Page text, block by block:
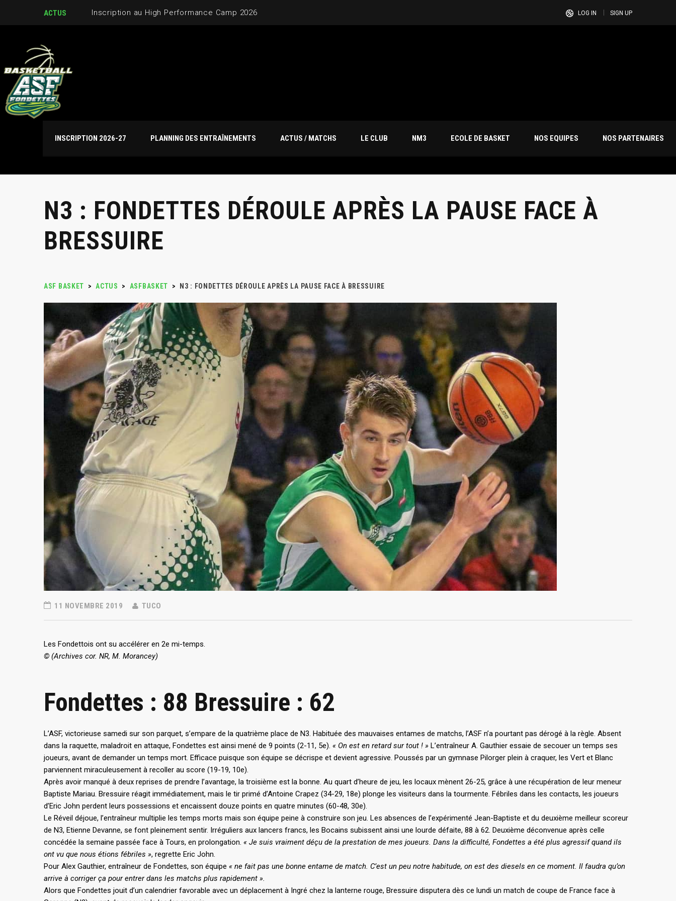
ACTUS LOG IN SIGN UP
INSCRIPTION 2026-27 PLANNING DES ENTRAÎNEMENTS ACTUS / MATCHS LE CLUB NM3 ECOLE DE BASKET NOS EQUIPES NOS PARTENAIRES
N3 : FONDETTES DÉROULE APRÈS LA PAUSE FACE À
BRESSUIRE
ASF BASKET > ACTUS > ASFBASKET > N3 : FONDETTES DÉROULE APRÈS LA PAUSE FACE À BRESSUIRE
11 NOVEMBRE 2019 TUCO
Les Fondettois ont su accélérer en 2e mi-temps.
© (Archives cor. NR, M. Morancey)
Fondettes : 88 Bressuire : 62
L’ASF, victorieuse samedi sur son parquet, s’empare de la quatrième place de N3. Habituée des mauvaises entames de matchs, l’ASF n’a pourtant pas dérogé à la règle. Absent
dans la raquette, maladroit en attaque, Fondettes est ainsi mené de 9 points (2-11, 5e). « On est en retard sur tout ! » L’entraîneur A. Gauthier essaie de secouer un temps ses
joueurs, avant de demander un temps mort. Efficace puisque son équipe se décrispe et devient agressive. Poussés par un gymnase Pilorger plein à craquer, les Vert et Blanc
parviennent miraculeusement à recoller au score (19-19, 10e).
Après avoir manqué à deux reprises de prendre l’avantage, la troisième est la bonne. Au quart d’heure de jeu, les locaux mènent 26-25, grâce à une récupération de leur meneur
Baptiste Mariau. Bressuire réagit immédiatement, mais le tir primé d’Antoine Crapez (34-29, 18e) plonge les visiteurs dans la tourmente. Fébriles dans les contacts, les joueurs
d’Eric John perdent leurs possessions et encaissent douze points en quatre minutes (60-48, 30e).
Le Réveil déjoue, l’entraîneur multiplie les temps morts mais son équipe peine à construire son jeu. Les absences de l’expérimenté Jean-Baptiste et du deuxième meilleur scoreur
de N3, Etienne Devanne, se font pleinement sentir. Irréguliers aux lancers francs, les Bocains subissent ainsi une lourde défaite, 88 à 62. Deuxième déconvenue après celle
concédée la semaine passée face à Tours, en prolongation. « Je suis vraiment déçu de la prestation de mes joueurs. Dans la difficulté, Fondettes a été plus agressif quand ils
ont vu que nous étions fébriles », regrette Eric John.
Pour Alex Gauthier, entraîneur de Fondettes, son équipe « ne fait pas une bonne entame de match. C’est un peu notre habitude, on est des diesels en ce moment. Il faudra qu’on
arrive à corriger ça pour entrer dans les matchs plus rapidement ».
Alors que Fondettes jouit d’un calendrier favorable avec un déplacement à Ingré chez la lanterne rouge, Bressuire disputera dès ce lundi un match de coupe de France face à